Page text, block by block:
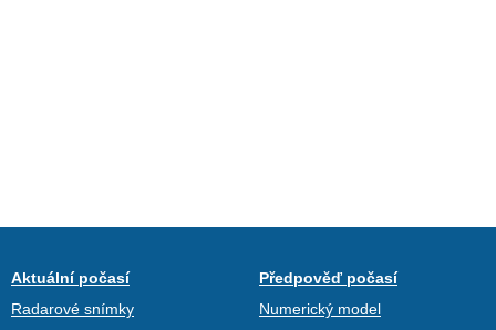
Aktuální počasí
Radarové snímky
Předpověď počasí
Numerický model